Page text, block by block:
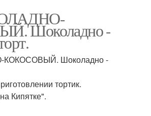
Шоколадно -
Шоколадно -
тортик.
Кипятке".